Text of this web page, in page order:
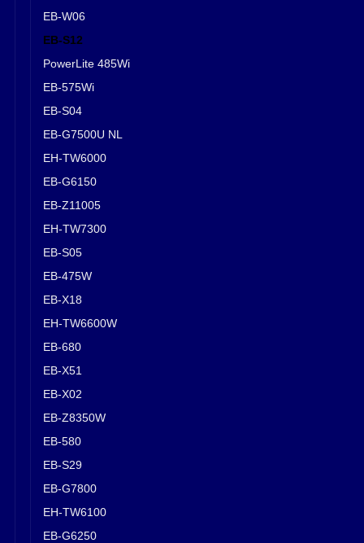
EB-W06
EB-S12
PowerLite 485Wi
EB-575Wi
EB-S04
EB-G7500U NL
EH-TW6000
EB-G6150
EB-Z11005
EH-TW7300
EB-S05
EB-475W
EB-X18
EH-TW6600W
EB-680
EB-X51
EB-X02
EB-Z8350W
EB-580
EB-S29
EB-G7800
EH-TW6100
EB-G6250